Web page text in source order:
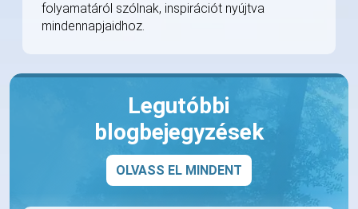
folyamatáról szólnak, inspirációt nyújtva
mindennapjaidhoz.
Legutóbbi
blogbejegyzések
OLVASS EL MINDENT